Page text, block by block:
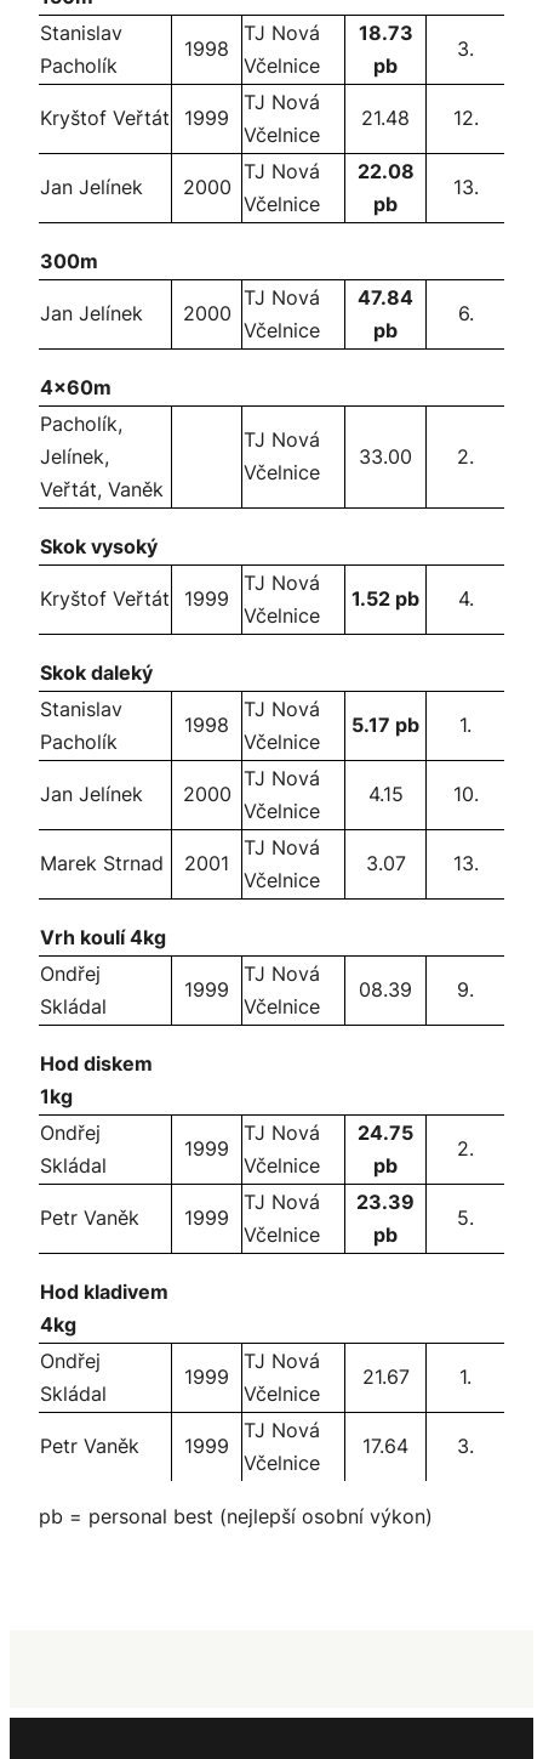
Stanislav
Pacholík
1998
TJ Nová
Včelnice
18.73
pb
3.
Kryštof Veřtát 1999
TJ Nová
Včelnice
21.48 12.
Jan Jelínek 2000
TJ Nová
Včelnice
22.08
pb
13.
300m
Jan Jelínek 2000
TJ Nová
Včelnice
47.84
pb
6.
4x60m
Pacholík,
Jelínek,
Veřtát, Vaněk
TJ Nová
Včelnice
33.00 2.
Skok vysoký
Kryštof Veřtát 1999
TJ Nová
Včelnice
1.52 pb 4.
Skok daleký
Stanislav
Pacholík
1998
TJ Nová
Včelnice
5.17 pb 1.
Jan Jelínek 2000
TJ Nová
Včelnice
4.15 10.
Marek Strnad 2001
TJ Nová
Včelnice
3.07 13.
Vrh koulí 4kg
Ondřej
Skládal
1999
TJ Nová
Včelnice
08.39 9.
Hod diskem
1kg
Ondřej
Skládal
1999
TJ Nová
Včelnice
24.75
pb
2.
Petr Vaněk 1999
TJ Nová
Včelnice
23.39
pb
5.
Hod kladivem
4kg
Ondřej
Skládal
1999
TJ Nová
Včelnice
21.67 1.
Petr Vaněk 1999
TJ Nová
Včelnice
17.64 3.
pb = personal best (nejlepší osobní výkon)